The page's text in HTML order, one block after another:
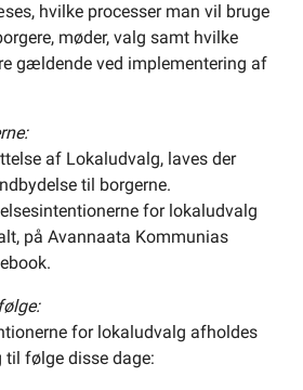
hvilke processer man vil bruge
møder, valg samt hvilke
gældende ved implementering af
af Lokaludvalg, laves der
til borgerne.
for lokaludvalg
på Avannaata Kommunias
for lokaludvalg afholdes
til følge disse dage: